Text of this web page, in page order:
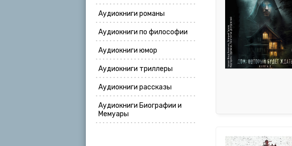
Аудиокниги романы
Аудиокниги по философии
Аудиокниги юмор
Аудиокниги триллеры
Аудиокниги рассказы
Аудиокниги Биографии и
Мемуары